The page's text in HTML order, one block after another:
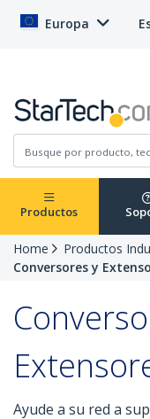
Europa
Productos
Home
Productos
Conversores y
Ayude a su red a